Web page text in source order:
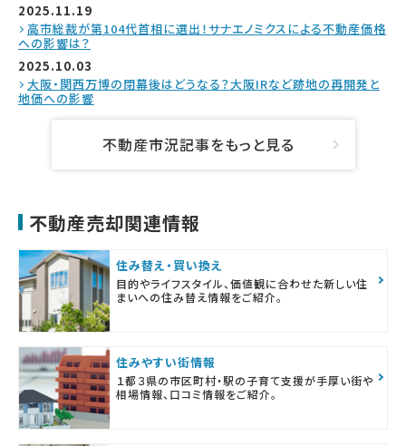
2025.11.19
高市総裁が第104代首相に選出！サナエノミクスによる不動産価格
への影響は？
2025.10.03
大阪・関西万博の閉幕後はどうなる？大阪IRなど跡地の再開発と
地価への影響
不動産市況記事をもっと見る
不動産売却関連情報
住み替え・買い換え
目的やライフスタイル、価値観に合わせた新しい住
まいへの住み替え情報をご紹介。
住みやすい街情報
１都３県の市区町村・駅の子育て支援が手厚い街や
相場情報、口コミ情報をご紹介。